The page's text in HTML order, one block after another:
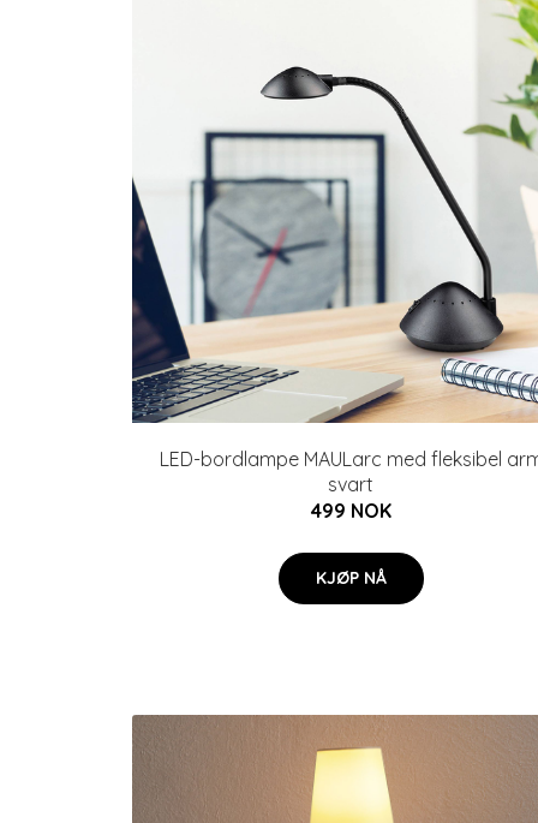
LED-bordlampe MAULarc med fleksibel
svart
499 NOK
KJØP NÅ